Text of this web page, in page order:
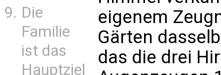
Die
Familie
ist das
Hauptziel
eigenem
Gärten
das die drei